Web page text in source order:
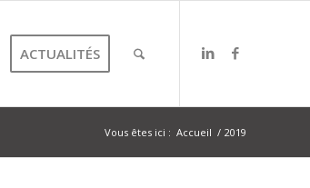
ACTUALITÉS
Vous êtes ici : Accueil / 2019